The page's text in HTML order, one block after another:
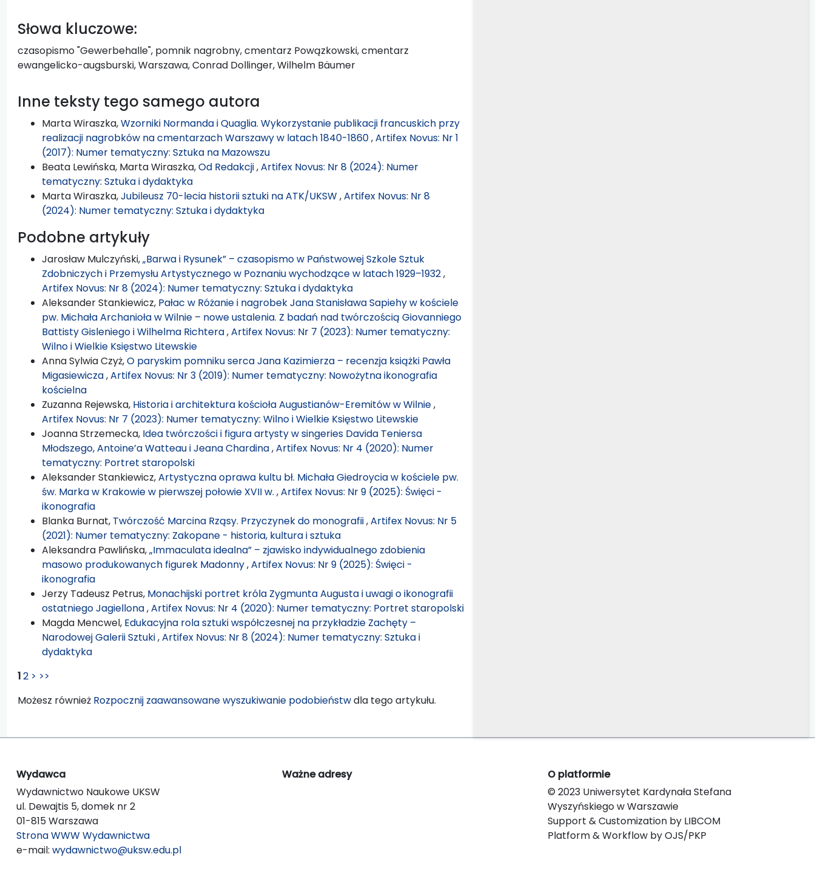
Słowa kluczowe:
czasopismo "Gewerbehalle", pomnik nagrobny, cmentarz Powązkowski, cmentarz
ewangelicko-augsburski, Warszawa, Conrad Dollinger, Wilhelm Bäumer
Inne teksty tego samego autora
Marta Wiraszka,Wzorniki Normanda i Quaglia. Wykorzystanie publikacji francuskich przy
realizacji nagrobków na cmentarzach Warszawy w latach 1840-1860,Artifex Novus: Nr 1
(2017): Numer tematyczny: Sztuka na Mazowszu
Beata Lewińska, Marta Wiraszka,Od Redakcji,Artifex Novus: Nr 8 (2024): Numer
tematyczny: Sztuka i dydaktyka
Marta Wiraszka,Jubileusz 70-lecia historii sztuki na ATK/UKSW,Artifex Novus: Nr 8
(2024): Numer tematyczny: Sztuka i dydaktyka
Podobne artykuły
Jarosław Mulczyński,„Barwa i Rysunek” – czasopismo w Państwowej Szkole Sztuk
Zdobniczych i Przemysłu Artystycznego w Poznaniu wychodzące w latach 1929–1932,
Artifex Novus: Nr 8 (2024): Numer tematyczny: Sztuka i dydaktyka
Aleksander Stankiewicz, Pałac w Różanie i nagrobek Jana Stanisława Sapiehy w kościele
pw. Michała Archanioła w Wilnie – nowe ustalenia. Z badań nad twórczością Giovanniego
Battisty Gisleniego i Wilhelma Richtera,Artifex Novus: Nr 7 (2023): Numer tematyczny:
Wilno i Wielkie Księstwo Litewskie
Anna Sylwia Czyż,O paryskim pomniku serca Jana Kazimierza – recenzja książki Pawła
Migasiewicza,Artifex Novus: Nr 3 (2019): Numer tematyczny: Nowożytna ikonografia
kościelna
Zuzanna Rejewska, Historia i architektura kościoła Augustianów-Eremitów w Wilnie,
Artifex Novus: Nr 7 (2023): Numer tematyczny: Wilno i Wielkie Księstwo Litewskie
Joanna Strzemecka, Idea twórczości i figura artysty w singeries Davida Teniersa
Młodszego, Antoine’a Watteau i Jeana Chardina,Artifex Novus: Nr 4 (2020): Numer
tematyczny: Portret staropolski
Aleksander Stankiewicz,Artystyczna oprawa kultu bł. Michała Giedroycia w kościele pw.
św. Marka w Krakowie w pierwszej połowie XVII w. ,Artifex Novus: Nr 9 (2025): Święci -
ikonografia
Blanka Burnat, Twórczość Marcina Rząsy. Przyczynek do monografii,Artifex Novus: Nr 5
(2021): Numer tematyczny: Zakopane - historia, kultura i sztuka
Aleksandra Pawlińska,„Immaculata idealna” – zjawisko indywidualnego zdobienia
masowo produkowanych figurek Madonny,Artifex Novus: Nr 9 (2025): Święci -
ikonografia
Jerzy Tadeusz Petrus, Monachijski portret króla Zygmunta Augusta i uwagi o ikonografii
ostatniego Jagiellona,Artifex Novus: Nr 4 (2020): Numer tematyczny: Portret staropolski
Magda Mencwel, Edukacyjna rola sztuki współczesnej na przykładzie Zachęty –
Narodowej Galerii Sztuki,Artifex Novus: Nr 8 (2024): Numer tematyczny: Sztuka i
dydaktyka
12 > >>
Możesz również Rozpocznij zaawansowane wyszukiwanie podobieństwdla tego artykułu.
Wydawca
Wydawnictwo Naukowe UKSW
ul. Dewajtis 5, domek nr 2
01-815 Warszawa
Strona WWW Wydawnictwa
e-mail: wydawnictwo@uksw.edu.pl
Ważne adresy
O platformie
© 2023 Uniwersytet Kardynała Stefana
Wyszyńskiego w Warszawie
Support & Customization by LIBCOM
Platform & Workflow by OJS/PKP